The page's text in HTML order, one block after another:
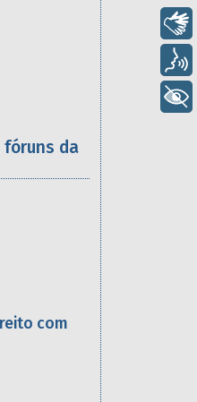
da
com
Libras
+ Acessibilidade